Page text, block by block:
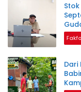
Dari